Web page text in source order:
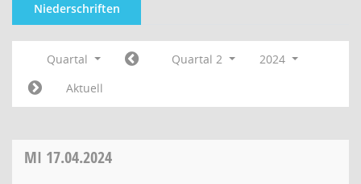
Niederschriften
Quartal Quartal 2
2024
Aktuell
MI 17.04.2024